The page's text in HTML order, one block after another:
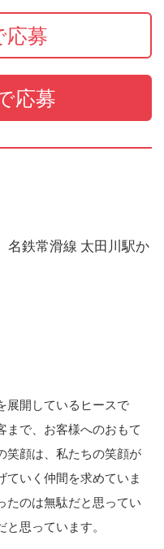
募
応募
名鉄常滑線 太田川駅か
展開しているヒースで
まで、お客様へのおもて
笑顔は、私たちの笑顔が
ていく仲間を求めていま
たのは無駄だと思ってい
思っています。